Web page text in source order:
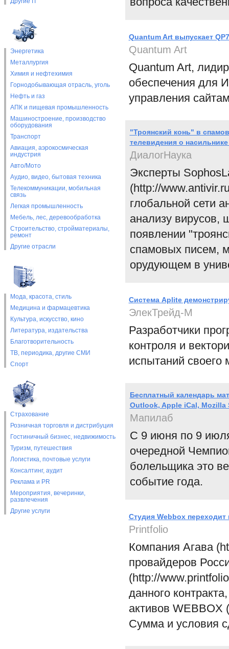
Энергетика
Металлургия
Химия и нефтехимия
Горнодобывающая отрасль, уголь
Нефть и газ
АПК и пищевая промышленность
Машиностроение, производство
оборудования
Транспорт
Авиация, аэрокосмическая
индустрия
Авто/Мото
Аудио, видео, бытовая техника
Телекоммуникации, мобильная
связь
Легкая промышленность
Мебель, лес, деревообработка
Строительство, стройматериалы,
ремонт
Другие отрасли
Мода, красота, стиль
Медицина и фармацевтика
Культура, искусство, кино
Литература, издательства
Благотворительность
ТВ, периодика, другие СМИ
Спорт
Страхование
Розничная торговля и дистрибуция
Гостиничный бизнес, недвижимость
Туризм, путешествия
Логистика, почтовые услуги
Консалтинг, аудит
Реклама и PR
Мероприятия, вечеринки,
развлечения
Другие услуги
Quantum Art выпускает
Quantum Art
Quantum Art,
обеспечения для
управления
"Троянский конь" в
телевидения о
ДиалогНаука
Эксперты
(http://
глобальной сети
анализу вирусов,
появлении
спамовых писем,
орудующем в
Система Aplite
ЭлекТрейд-М
Разработчики
контроля и
испытаний своего
Бесплатный календарь
Outlook, Apple iCal, Mozilla
Мапилаб
С 9 июня по 9
очередной
болельщика это
событие года.
Студия Webbox
Printfolio
Компания Агава
провайдеров
(http://
данного
активов WEBBOX
Сумма и условия